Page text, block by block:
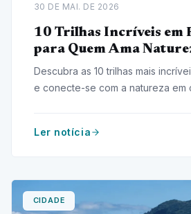
30 DE MAI. DE 2026
10 Trilhas Incríveis em
para Quem Ama
Descubra as 10 trilhas mais
e conecte-se com a natureza em
Ler notícia
CIDADE